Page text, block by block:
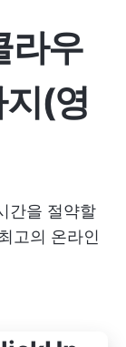
라우
(영
간을 절약할
고의 온라인